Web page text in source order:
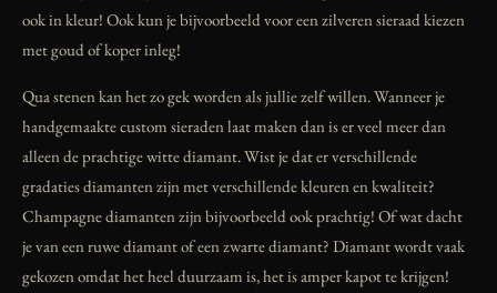
ook in kleur! Ook kun je bijvoorbeeld voor een zilveren sieraad kiezen
met goud of koper inleg!
Qua stenen kan het zo gek worden als jullie zelf willen. Wanneer je
handgemaakte custom sieraden laat maken dan is er veel meer dan
alleen de prachtige witte diamant. Wist je dat er verschillende
gradaties diamanten zijn met verschillende kleuren en kwaliteit?
Champagne diamanten zijn bijvoorbeeld ook prachtig! Of wat dacht
je van een ruwe diamant of een zwarte diamant? Diamant wordt vaak
gekozen omdat het heel duurzaam is, het is amper kapot te krijgen!